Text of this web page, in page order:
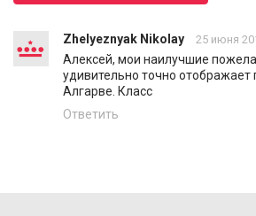
Zhelyeznyak Nikolay 25 июня
Алексей, мои наилучшие
удивительно точно отображает
Алгарве. Класс
Ответить